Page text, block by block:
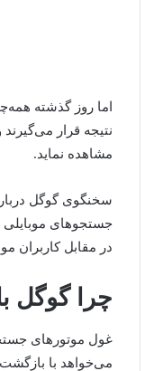
نتیجه قرار
مشاهده نماید.
جستجوهای موبایلی
در مقابل کاربران
چرا گوگل
غول موتورهای
می‌خواهد با